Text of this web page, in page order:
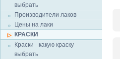
выбрать
Производители лаков
Цены на лаки
КРАСКИ
Краски - какую краску
выбрать